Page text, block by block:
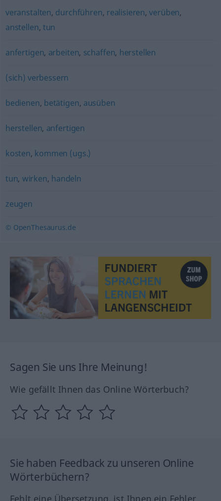
veranstalten, durchführen, realisieren,verüben,
anstellen, tun
anfertigen, arbeiten, schaffen, herstellen
(sich) verbessern
bedienen, betätigen, ausüben
herstellen, anfertigen
kosten, kommen (ugs.)
tun, wirken, handeln
zeugen
© OpenThesaurus.de
Sagen Sie uns Ihre Meinung!
Wie gefällt Ihnen das Online Wörterbuch?
Sie haben Feedback zu unseren Online
Wörterbüchern?
Fehlt eine Übersetzung, ist Ihnen ein Fehler